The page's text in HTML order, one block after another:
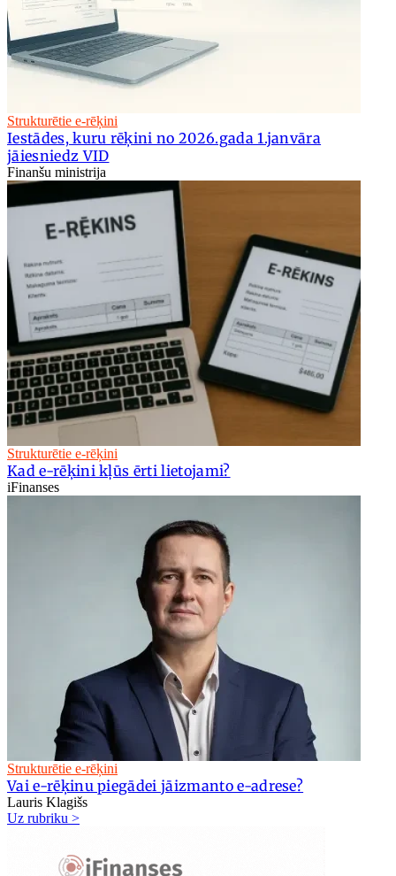
Strukturētie e-rēķini
Iestādes, kuru rēķini no 2026.gada 1.janvāra
jāiesniedz VID
Finanšu ministrija
Strukturētie e-rēķini
Kad e-rēķini kļūs ērti lietojami?
iFinanses
Strukturētie e-rēķini
Vai e-rēķinu piegādei jāizmanto e-adrese?
Lauris Klagišs
Uz rubriku >